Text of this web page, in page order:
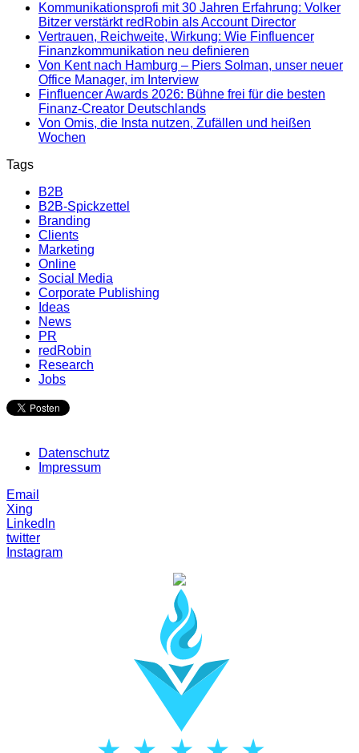
Kommunikationsprofi mit 30 Jahren Erfahrung: Volker
Bitzer verstärkt redRobin als Account Director
Vertrauen, Reichweite, Wirkung: Wie Finfluencer
Finanzkommunikation neu definieren
Von Kent nach Hamburg – Piers Solman, unser neuer
Office Manager, im Interview
Finfluencer Awards 2026: Bühne frei für die besten
Finanz-Creator Deutschlands
Von Omis, die Insta nutzen, Zufällen und heißen
Wochen
Tags
B2B
B2B-Spickzettel
Branding
Clients
Marketing
Online
Social Media
Corporate Publishing
Ideas
News
PR
redRobin
Research
Jobs
Datenschutz
Impressum
Email
Xing
LinkedIn
twitter
Instagram